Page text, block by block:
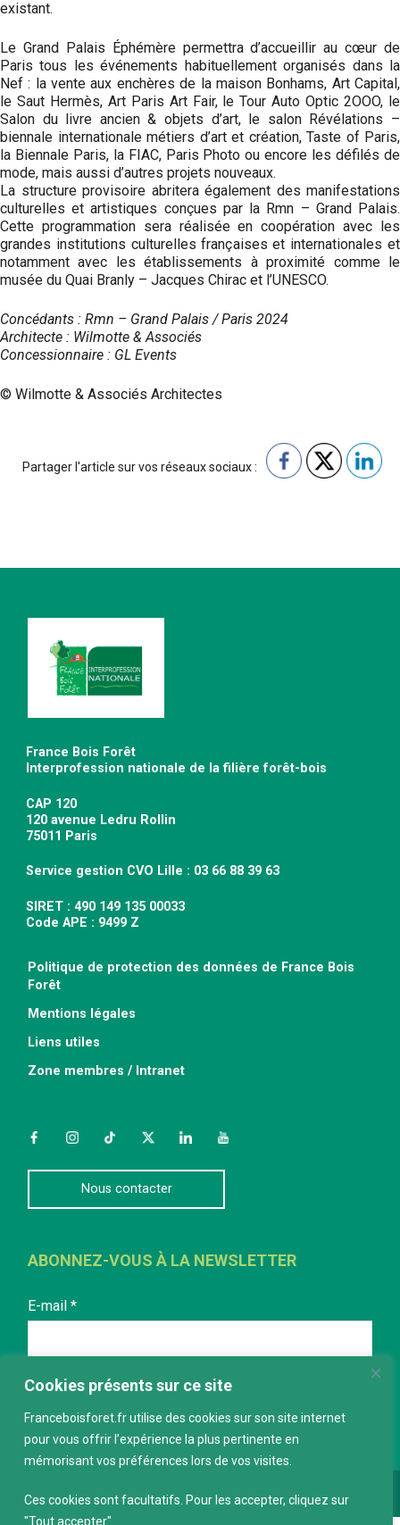
Cookies présents sur ce site
Franceboisforet.fr utilise des cookies sur son site internet
pour vous offrir l’expérience la plus pertinente en
mémorisant vos préférences lors de vos visites.
Ces cookies sont facultatifs. Pour les accepter, cliquez sur
"Tout accepter".
existant.
Le Grand Palais Éphémère permettra d’accueillir au cœur de
Paris tous les événements habituellement organisés dans la
Nef : la vente aux enchères de la maison Bonhams, Art Capital,
le Saut Hermès, Art Paris Art Fair, le Tour Auto Optic 2OOO, le
Salon du livre ancien & objets d’art, le salon Révélations –
biennale internationale métiers d’art et création, Taste of Paris,
la Biennale Paris, la FIAC, Paris Photo ou encore les défilés de
mode, mais aussi d’autres projets nouveaux.
La structure provisoire abritera également des manifestations
culturelles et artistiques conçues par la Rmn – Grand Palais.
Cette programmation sera réalisée en coopération avec les
grandes institutions culturelles françaises et internationales et
notamment avec les établissements à proximité comme le
musée du Quai Branly – Jacques Chirac et l’UNESCO.
Concédants : Rmn – Grand Palais / Paris 2024
Architecte : Wilmotte & Associés
Concessionnaire : GL Events
© Wilmotte & Associés Architectes
Partager l'article sur vos réseaux sociaux :
France Bois Forêt
Interprofession nationale de la filière forêt-bois
CAP 120
120 avenue Ledru Rollin
75011 Paris
Service gestion CVO Lille : 03 66 88 39 63
SIRET : 490 149 135 00033
Code APE : 9499 Z
Politique de protection des données de France Bois
Forêt
Mentions légales
Liens utiles
Zone membres / Intranet
FacebookInstagramTikTokTwitterLinkedInYouTube
Nous contacter
ABONNEZ-VOUS À LA NEWSLETTER
E-mail *
Conception : keepdesign.fr